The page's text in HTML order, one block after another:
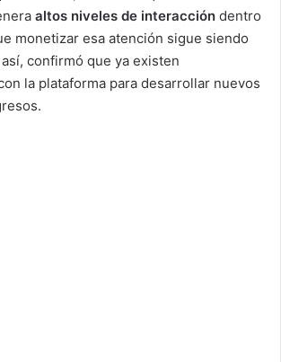
altos niveles de interacción dentro
monetizar esa atención sigue siendo
confirmó que ya existen
la plataforma para desarrollar nuevos